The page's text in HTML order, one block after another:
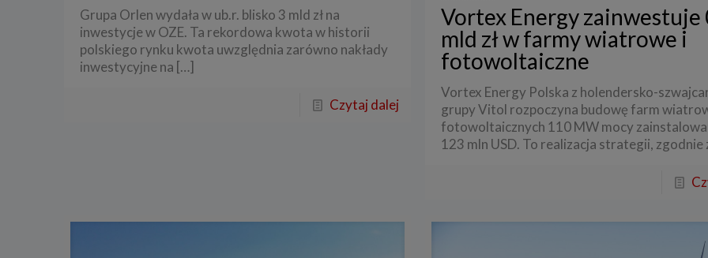
Grupa Orlen wydała w ub.r. blisko 3 mld zł na
inwestycje w OZE. Ta rekordowa kwota w historii
polskiego rynku kwota uwzględnia zarówno nakłady
inwestycyjne na […]
Czytaj dalej
Vortex Energy zainwestuje
mld zł w farmy wiatrowe i
fotowoltaiczne
Vortex Energy Polska z holendersko-
grupy Vitol rozpoczyna budowę farm
fotowoltaicznych 110 MW mocy
123 mln USD. To realizacja strategii, zgodnie